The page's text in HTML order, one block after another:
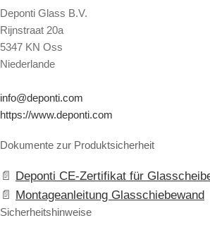
Deponti Glass B.V.
Rijnstraat 20a
5347 KN Oss
Niederlande
info@deponti.com
https://www.deponti.com
Dokumente zur Produktsicherheit
Deponti CE-Zertifikat für
Montageanleitung Glasschiebewand
Sicherheitshinweise